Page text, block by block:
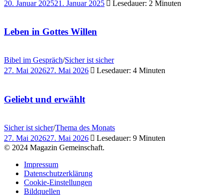
20. Januar 202521. Januar 2025 Lesedauer: 2 Minuten
Leben in Gottes Willen
Bibel im Gespräch/Sicher ist sicher
27. Mai 202627. Mai 2026 Lesedauer: 4 Minuten
Geliebt und erwählt
Sicher ist sicher/Thema des Monats
27. Mai 202627. Mai 2026
Lesedauer: 9 Minuten
© 2024 Magazin Gemeinschaft.
Impressum
Datenschutzerklärung
Cookie-Einstellungen
Bildquellen